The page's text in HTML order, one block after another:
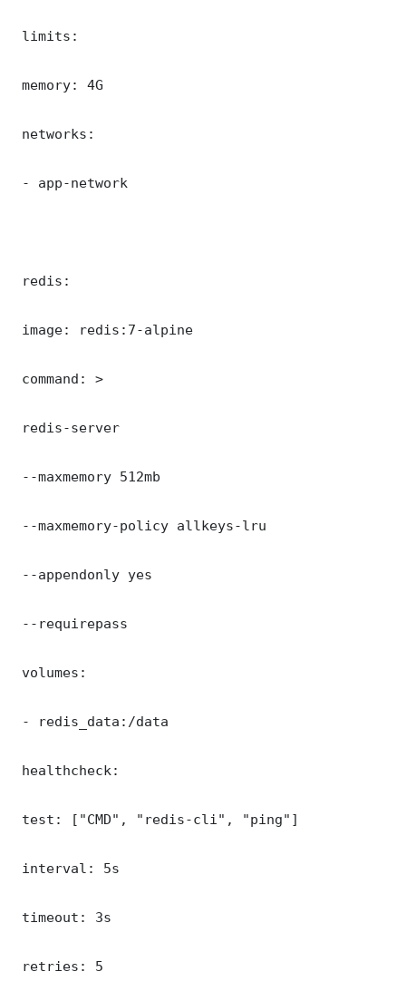
limits:
memory: 4G
networks:
- app-network
redis:
image: redis:7-alpine
command: >
redis-server
--maxmemory 512mb
--maxmemory-policy allkeys-lru
--appendonly yes
--requirepass
volumes:
- redis_data:/data
healthcheck:
test: ["CMD", "redis-cli", "ping"]
interval: 5s
timeout: 3s
retries: 5